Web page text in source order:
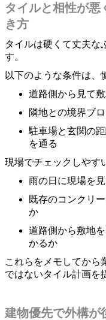
タイルと相性が悪
き方
タイルは硬くて丈夫な
す。
以下のような条件は、
道路側から見て
隣地との境界ブ
駐車場と玄関の
を通る
現場でチェックしやす
雨の日に現場を
既存のコンクリ
か
道路側から敷地
かるか
これらをメモしてから
ではないタイル計画を
建物優先で外構が